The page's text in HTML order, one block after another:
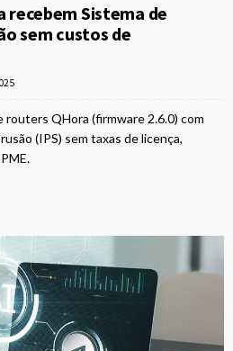
recebem Sistema de
sem custos de
routers QHora (firmware 2.6.0) com
(IPS) sem taxas de licença,